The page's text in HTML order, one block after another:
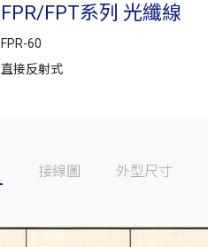
FPR/FPT系列 光纖線
FPR-60
直接反射式
接線圖 外型尺寸